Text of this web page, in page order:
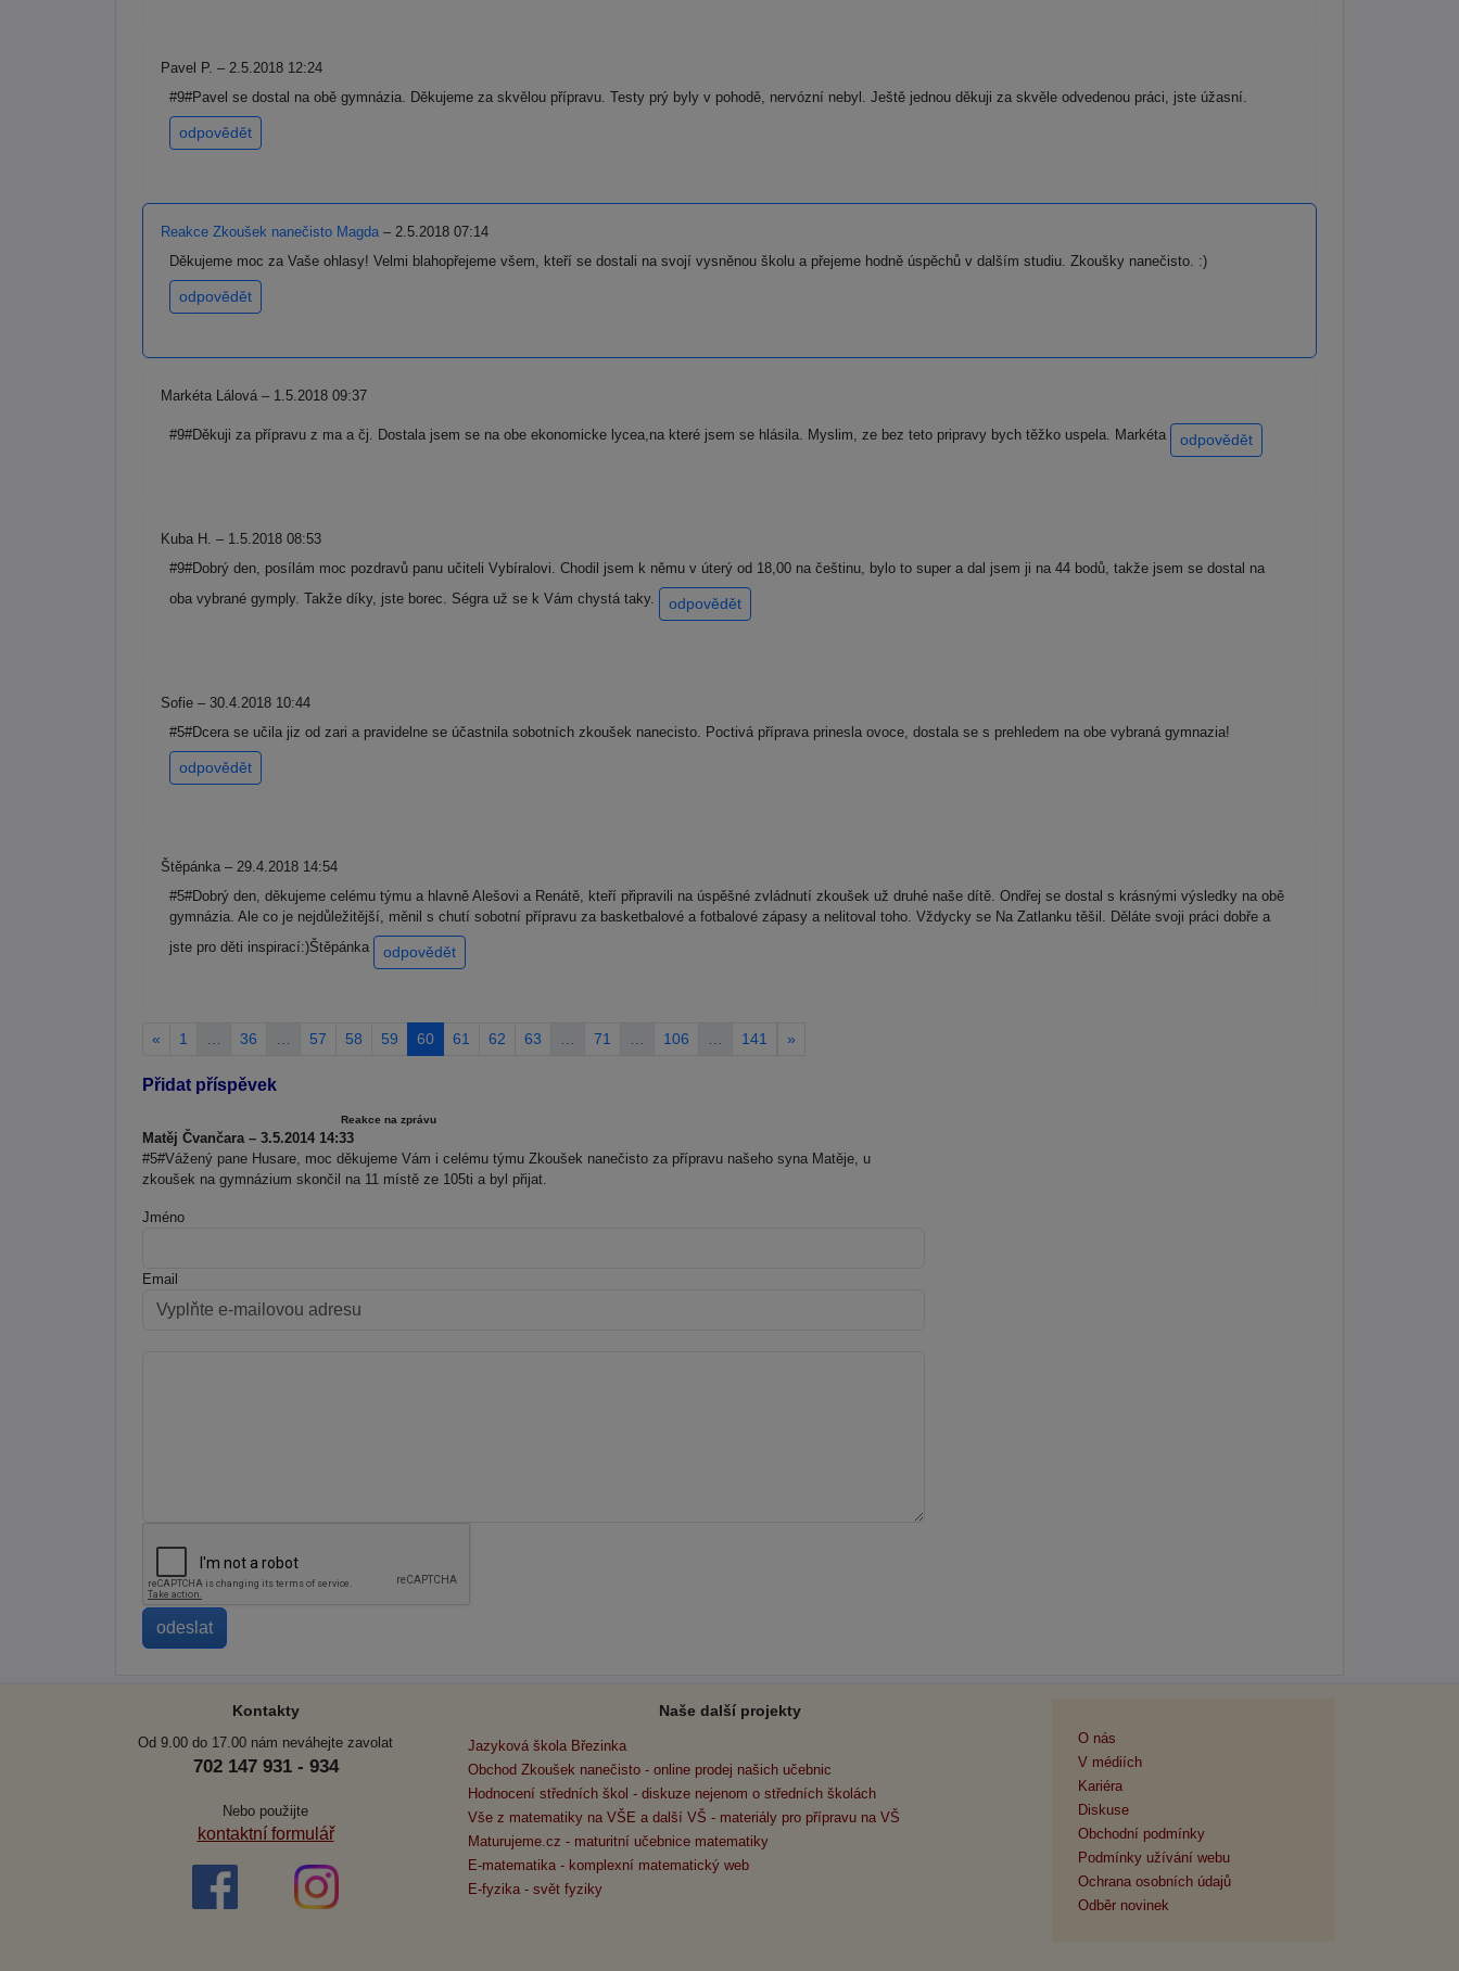
Pavel P. – 2.5.2018 12:24
#9#Pavel se dostal na obě gymnázia. Děkujeme za skvělou přípravu. Testy prý byly v pohodě, nervózní nebyl. Ještě jednou děkuji za skvěle odvedenou práci, jste úžasní.
odpovědět
Reakce Zkoušek nanečisto Magda – 2.5.2018 07:14
Děkujeme moc za Vaše ohlasy! Velmi blahopřejeme všem, kteří se dostali na svojí vysněnou školu a přejeme hodně úspěchů v dalším studiu. Zkoušky nanečisto. :)
odpovědět
Markéta Lálová – 1.5.2018 09:37
#9#Děkuji za přípravu z ma a čj. Dostala jsem se na obe ekonomicke lycea,na které jsem se hlásila. Myslim, ze bez teto pripravy bych těžko uspela. Markéta odpovědět
Kuba H. – 1.5.2018 08:53
#9#Dobrý den, posílám moc pozdravů panu učiteli Vybíralovi. Chodil jsem k němu v úterý od 18,00 na češtinu, bylo to super a dal jsem ji na 44 bodů, takže jsem se dostal na
oba vybrané gymply. Takže díky, jste borec. Ségra už se k Vám chystá taky.
odpovědět
Sofie – 30.4.2018 10:44
#5#Dcera se učila jiz od zari a pravidelne se účastnila sobotních zkoušek nanecisto. Poctivá příprava prinesla ovoce, dostala se s prehledem na obe vybraná gymnazia!
odpovědět
Štěpánka – 29.4.2018 14:54
#5#Dobrý den, děkujeme celému týmu a hlavně Alešovi a Renátě, kteří připravili na úspěšné zvládnutí zkoušek už druhé naše dítě. Ondřej se dostal s krásnými výsledky na obě
gymnázia. Ale co je nejdůležitější, měnil s chutí sobotní přípravu za basketbalové a fotbalové zápasy a nelitoval toho. Vždycky se Na Zatlanku těšil. Děláte svoji práci dobře a
jste pro děti inspirací:)Štěpánka
odpovědět
« 1 36 57 58 59 60 61 62 63 71 106 141 »
Přidat příspěvek
Reakce na zprávu
Matěj Čvančara – 3.5.2014 14:33
#5#Vážený pane Husare, moc děkujeme Vám i celému týmu Zkoušek nanečisto za přípravu našeho syna Matěje, u
zkoušek na gymnázium skončil na 11 místě ze 105ti a byl přijat.
Jméno
Email
Kontakty
Od 9.00 do 17.00 nám neváhejte zavolat
702 147 931 - 934
Nebo použijte
kontaktní formulář
Naše další projekty
Jazyková škola Březinka
Obchod Zkoušek nanečisto - online prodej našich učebnic
Hodnocení středních škol - diskuze nejenom o středních školách
Vše z matematiky na VŠE a další VŠ - materiály pro přípravu na VŠ
Maturujeme.cz - maturitní učebnice matematiky
E-matematika - komplexní matematický web
E-fyzika - svět fyziky
O nás
V médiích
Kariéra
Diskuse
Obchodní podmínky
Podmínky užívání webu
Ochrana osobních údajů
Odběr novinek